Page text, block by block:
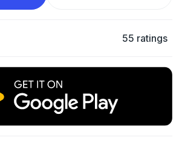
55 ratings